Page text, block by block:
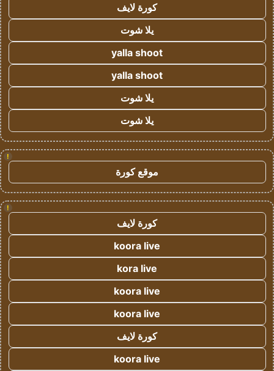
كورة لايف
يلا شوت
yalla shoot
yalla shoot
يلا شوت
يلا شوت
!
موقع كورة
!
كورة لايف
koora live
kora live
koora live
koora live
كورة لايف
koora live